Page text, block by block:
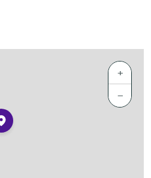
+
−